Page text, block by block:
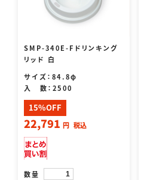
SMP-340E-Fドリンキング
リッド 白
サイズ：84.8φ
入 数：2500
15%OFF
22,791 円 税込
数量